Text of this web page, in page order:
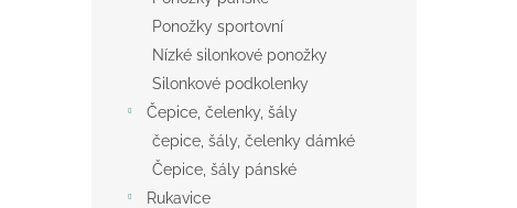
Ponožky sportovní
Nízké silonkové ponožky
Silonkové podkolenky
Čepice, čelenky, šály
čepice, šály, čelenky dámké
Čepice, šály pánské
Rukavice